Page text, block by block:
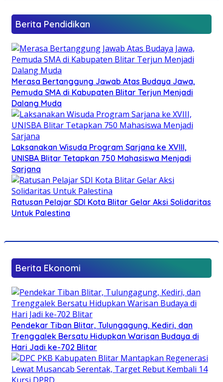
Berita Pendidikan
Merasa Bertanggung Jawab Atas Budaya Jawa,
Pemuda SMA di Kabupaten Blitar Terjun Menjadi
Dalang Muda
Laksanakan Wisuda Program Sarjana ke XVIII,
UNISBA Blitar Tetapkan 750 Mahasiswa Menjadi
Sarjana
Ratusan Pelajar SDI Kota Blitar Gelar Aksi Solidaritas
Untuk Palestina
Berita Ekonomi
Pendekar Tiban Blitar, Tulungagung, Kediri, dan
Trenggalek Bersatu Hidupkan Warisan Budaya di
Hari Jadi ke-702 Blitar